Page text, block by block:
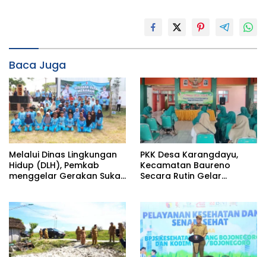
Baca Juga
Melalui Dinas Lingkungan
Hidup (DLH), Pemkab
menggelar Gerakan Suka
PKK Desa Karangdayu,
Kecamatan Baureno
Secara Rutin Gelar